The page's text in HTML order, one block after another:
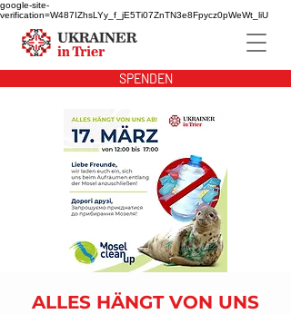
google-site-
verification=W487IZhsLYy_f_jE5Ti07ZnTN3e8Fpycz0pWeWt_liU
SPENDEN
ALLES HÄNGT VON UNS